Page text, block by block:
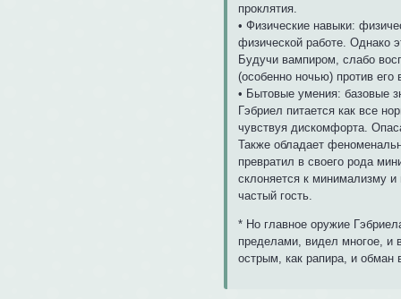
проклятия.
• Физические навыки:
физической работе. Однако
Будучи вампиром, слабо
(особенно ночью) против
• Бытовые умения: базовые
Гэбриел питается как все
чувствуя дискомфорта.
Также обладает
превратил в своего рода
склоняется к минимализму и
частый гость.
* Но главное оружие
пределами, видел многое, и
острым, как рапира, и обман